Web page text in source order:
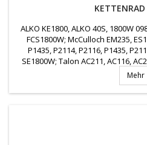
ALKO KE1800, ALKO 40S, 1800W
FCS1800W; McCulloch EM235,
P1435, P2114, P2116, P1435,
SE1800W; Talon AC211, AC116,
ES150 53-82439-09, Mehr